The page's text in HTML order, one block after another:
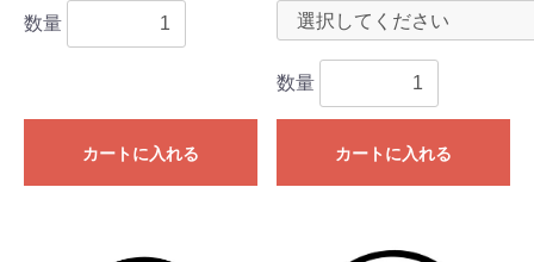
数量
カートに入れる
数量
カートに入れる